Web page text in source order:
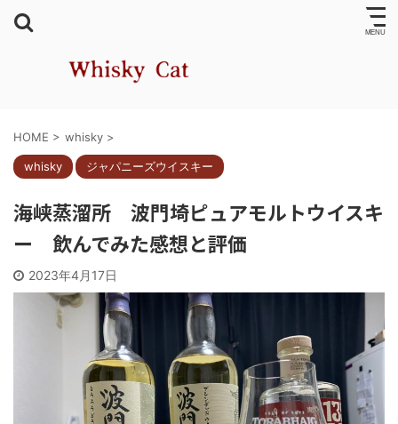
HOME > whisky >
whisky ジャパニーズウイスキー
海峡蒸溜所 波門埼ピュアモルトウイスキ
ー 飲んでみた感想と評価
2023年4月17日